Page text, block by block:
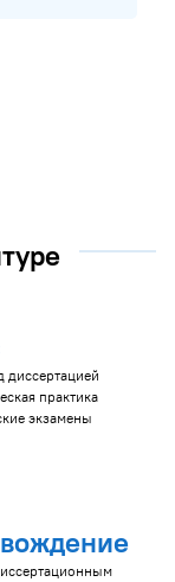
диссертацией
практика
экзамены